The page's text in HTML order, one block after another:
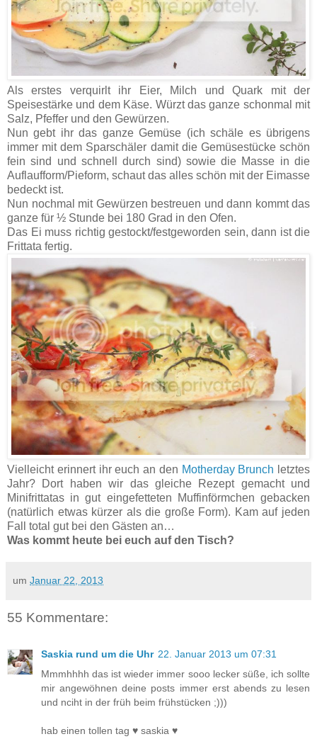
Als erstes verquirlt ihr Eier, Milch und Quark mit der
Speisestärke und dem Käse. Würzt das ganze schonmal mit
Salz, Pfeffer und den Gewürzen.
Nun gebt ihr das ganze Gemüse (ich schäle es übrigens
immer mit dem Sparschäler damit die Gemüsestücke schön
fein sind und schnell durch sind) sowie die Masse in die
Auflaufform/Pieform, schaut das alles schön mit der Eimasse
bedeckt ist.
Nun nochmal mit Gewürzen bestreuen und dann kommt das
ganze für ½ Stunde bei 180 Grad in den Ofen.
Das Ei muss richtig gestockt/festgeworden sein, dann ist die
Frittata fertig.
Vielleicht erinnert ihr euch an den Motherday Brunch letztes
Jahr? Dort haben wir das gleiche Rezept gemacht und
Minifrittatas in gut eingefetteten Muffinförmchen gebacken
(natürlich etwas kürzer als die große Form). Kam auf jeden
Fall total gut bei den Gästen an…
Was kommt heute bei euch auf den Tisch?
um Januar 22, 2013
55 Kommentare:
Saskia rund um die Uhr 22. Januar 2013 um 07:31
Mmmhhhh das ist wieder immer sooo lecker süße, ich sollte
mir angewöhnen deine posts immer erst abends zu lesen
und nciht in der früh beim frühstücken ;)))
hab einen tollen tag ♥ saskia ♥